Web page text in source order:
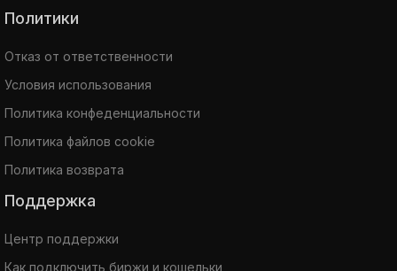
Политики
Отказ от ответственности
Условия использования
Политика конфеденциальности
Политика файлов cookie
Политика возврата
Поддержка
Центр поддержки
Как подключить биржи и кошельки